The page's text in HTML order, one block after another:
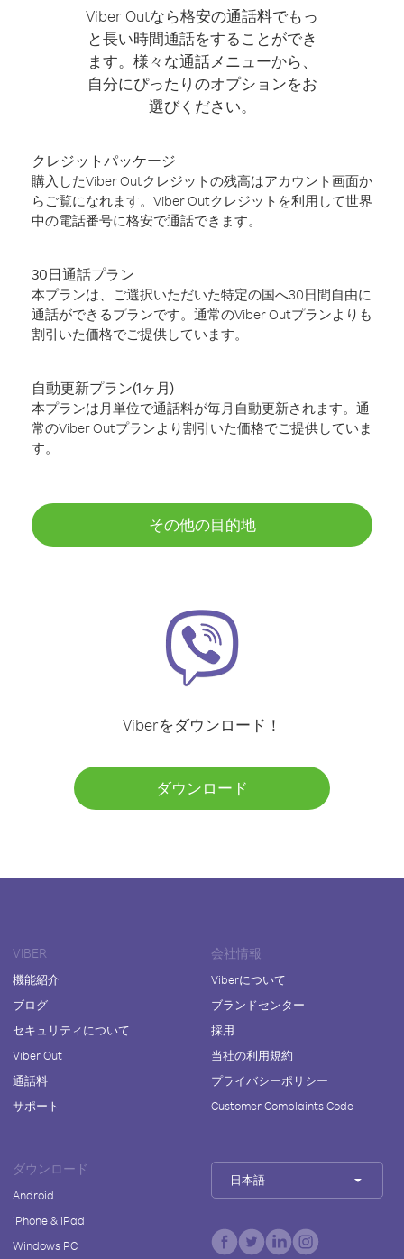
Viber Outなら格安の通話料でもっ
と長い時間通話をすることができ
ます。様々な通話メニューから、
自分にぴったりのオプションをお
選びください。
クレジットパッケージ
購入したViber Outクレジットの残高はアカウント画面か
らご覧になれます。Viber Outクレジットを利用して世界
中の電話番号に格安で通話できます。
30日通話プラン
本プランは、ご選択いただいた特定の国へ30日間自由に
通話ができるプランです。通常のViber Outプランよりも
割引いた価格でご提供しています。
自動更新プラン(1ヶ月)
本プランは月単位で通話料が毎月自動更新されます。通
常のViber Outプランより割引いた価格でご提供していま
す。
その他の目的地
Viberをダウンロード！
ダウンロード
VIBER
機能紹介
ブログ
セキュリティについて
Viber Out
通話料
サポート
会社情報
Viberについて
ブランドセンター
採用
当社の利用規約
プライバシーポリシー
Customer Complaints Code
ダウンロード
Android
iPhone & iPad
Windows PC
日本語